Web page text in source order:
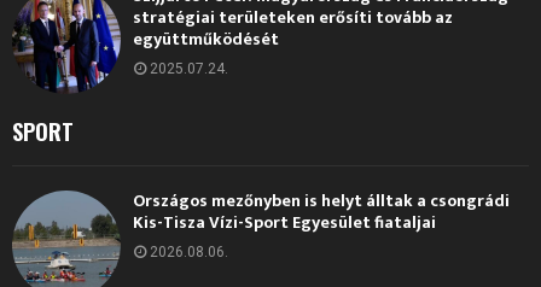
stratégiai területeken erősíti tovább az
együttműködését
2025.07.24.
SPORT
Országos mezőnyben is helyt álltak a csongrádi
Kis-Tisza Vízi-Sport Egyesület fiataljai
2026.08.06.